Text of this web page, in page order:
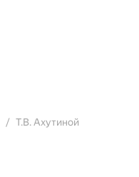
Т.В. Ахутиной